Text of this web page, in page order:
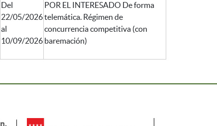
Del
22/05/2026
al
10/09/2026
POR EL INTERESADO De forma
telemática. Régimen de
concurrencia competitiva (con
baremación)